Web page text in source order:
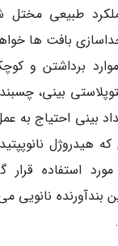
طبیعی
بافت ها
از موارد برداشتن
بینی،
بینی احتیاج به
هیدروژل
استفاده قرار
نانویی